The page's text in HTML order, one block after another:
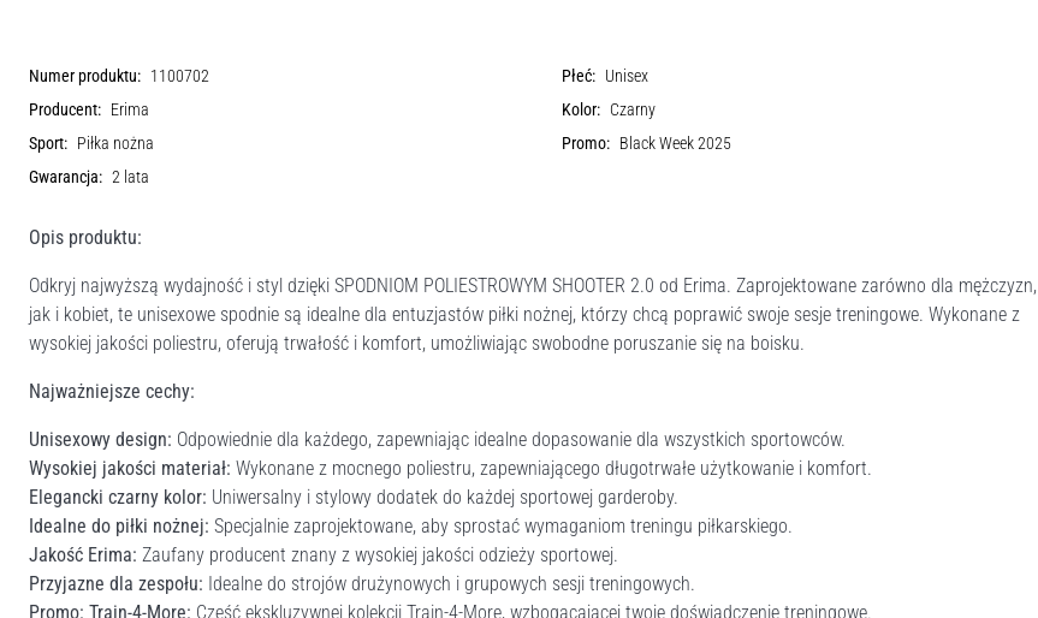
Numer produktu: 1100702 Płeć: Unisex
Producent: Erima Kolor: Czarny
Sport: Piłka nożna Promo: Black Week 2025
Gwarancja: 2 lata
Opis produktu:
Odkryj najwyższą wydajność i styl dzięki SPODNIOM POLIESTROWYM SHOOTER 2.0 od Erima. Zaprojektowane zarówno dla mężczyzn,
jak i kobiet, te unisexowe spodnie są idealne dla entuzjastów piłki nożnej, którzy chcą poprawić swoje sesje treningowe. Wykonane z
wysokiej jakości poliestru, oferują trwałość i komfort, umożliwiając swobodne poruszanie się na boisku.
Najważniejsze cechy:
Unisexowy design: Odpowiednie dla każdego, zapewniając idealne dopasowanie dla wszystkich sportowców.
Wysokiej jakości materiał: Wykonane z mocnego poliestru, zapewniającego długotrwałe użytkowanie i komfort.
Elegancki czarny kolor: Uniwersalny i stylowy dodatek do każdej sportowej garderoby.
Idealne do piłki nożnej: Specjalnie zaprojektowane, aby sprostać wymaganiom treningu piłkarskiego.
Jakość Erima: Zaufany producent znany z wysokiej jakości odzieży sportowej.
Przyjazne dla zespołu: Idealne do strojów drużynowych i grupowych sesji treningowych.
Promo: Train-4-More: Część ekskluzywnej kolekcji Train-4-More, wzbogacającej twoje doświadczenie treningowe.